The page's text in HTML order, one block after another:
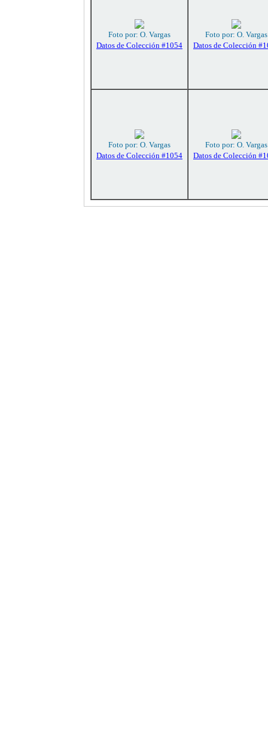
Foto por: O. Vargas
Datos de Colección #1054
Foto por: O. Vargas
Datos de Colección
Foto por: O. Vargas
Datos de Colección #1054
Foto por: O. Vargas
Datos de Colección